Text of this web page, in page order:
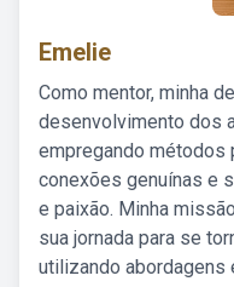
Emelie
Como mentor, minha
desenvolvimento dos
empregando métodos
conexões genuínas e
e paixão. Minha
sua jornada para se
utilizando abordagens